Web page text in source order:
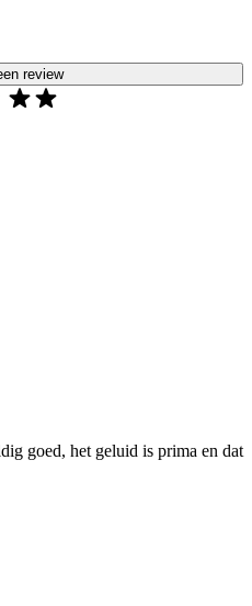
review
goed, het geluid is prima en dat